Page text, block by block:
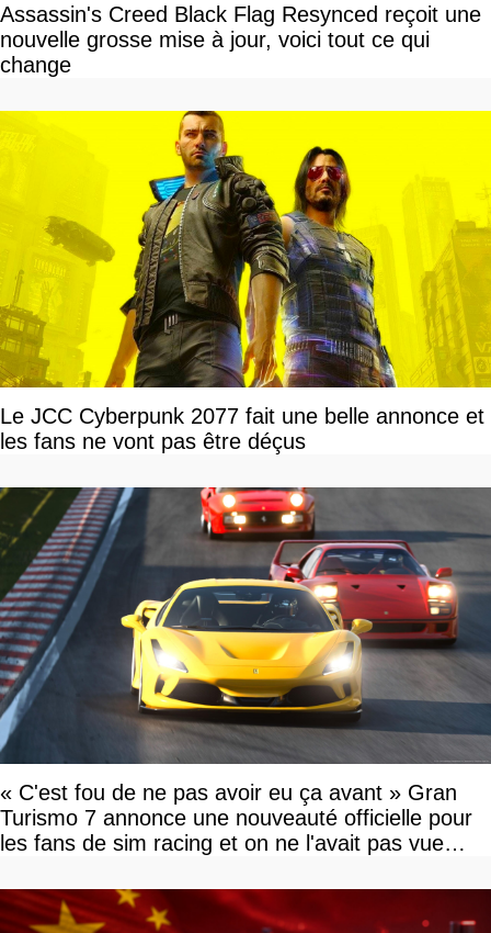
Assassin's Creed Black Flag Resynced reçoit une
nouvelle grosse mise à jour, voici tout ce qui
change
Le JCC Cyberpunk 2077 fait une belle annonce et
les fans ne vont pas être déçus
« C'est fou de ne pas avoir eu ça avant » Gran
Turismo 7 annonce une nouveauté officielle pour
les fans de sim racing et on ne l'avait pas vue